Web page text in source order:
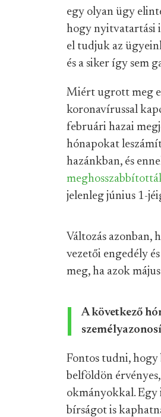
egy olyan ügy
hogy nyitvatartási
el tudjuk az
és a siker így sem
Miért ugrott meg
koronavírussal
februári hazai
hónapokat
hazánkban, és
jelenleg június 1-
Változás azonban,
vezetői engedély
meg, ha azok
A következő
Fontos tudni, hogy
belföldön
okmányokkal. Egy
bírságot is